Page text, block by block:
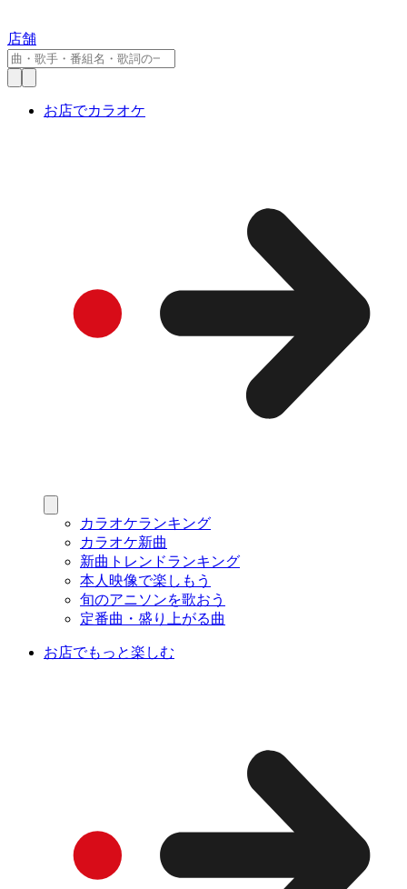
店舗
お店でカラオケ
カラオケランキング
カラオケ新曲
新曲トレンドランキング
本人映像で楽しもう
旬のアニソンを歌おう
定番曲・盛り上がる曲
お店でもっと楽しむ